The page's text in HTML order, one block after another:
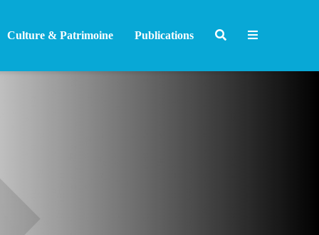
Culture & Patrimoine Publications